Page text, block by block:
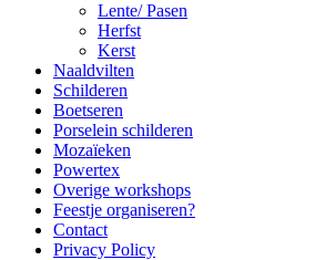
Lente/ Pasen
Herfst
Kerst
Naaldvilten
Schilderen
Boetseren
Porselein schilderen
Mozaïeken
Powertex
Overige workshops
Feestje organiseren?
Contact
Privacy Policy